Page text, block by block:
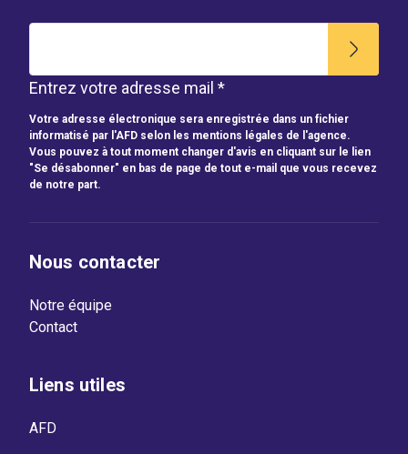
Entrez votre adresse mail *
Votre adresse électronique sera enregistrée dans un fichier
informatisé par l'AFD selon les mentions légales de l'agence.
Vous pouvez à tout moment changer d'avis en cliquant sur le lien
"Se désabonner" en bas de page de tout e-mail que vous recevez
de notre part.
Nous contacter
Notre équipe
Contact
Liens utiles
AFD